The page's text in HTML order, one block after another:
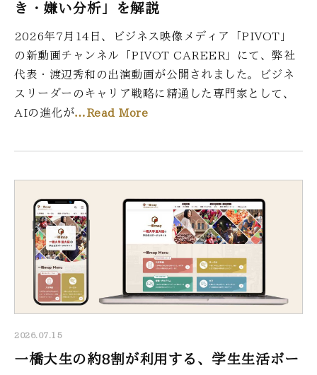
き・嫌い分析」を解説
2026年7月14日、ビジネス映像メディア「PIVOT」
の新動画チャンネル「PIVOT CAREER」にて、弊社
代表・渡辺秀和の出演動画が公開されました。ビジネ
スリーダーのキャリア戦略に精通した専門家として、
AIの進化が…Read More
2026.07.15
一橋大生の約8割が利用する、学生生活ポー